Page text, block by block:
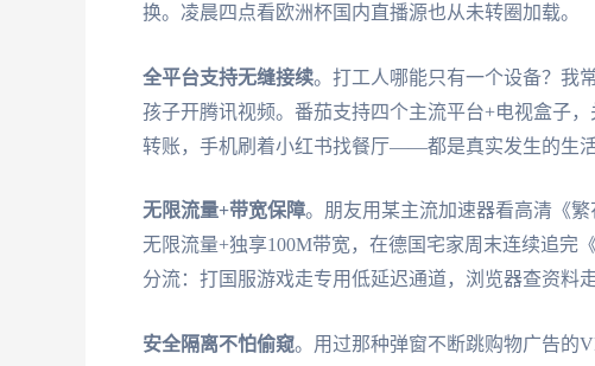
换。凌晨四点看欧洲杯国内直播源也从未转圈加载。
全平台支持无缝接续。打工人哪能只有一个设备？我
孩子开腾讯视频。番茄支持四个主流平台+电视盒子
转账，手机刷着小红书找餐厅——都是真实发生的生活
无限流量+带宽保障。朋友用某主流加速器看高清《
无限流量+独享100M带宽，在德国宅家周末连续追完
分流：打国服游戏走专用低延迟通道，浏览器查资料
安全隔离不怕偷窥。用过那种弹窗不断跳购物广告的